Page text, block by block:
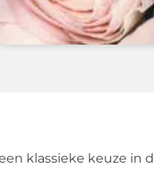
klassieke keuze in